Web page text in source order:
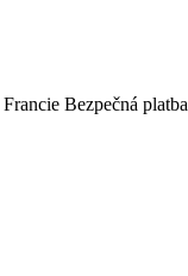
Bezpečná platba